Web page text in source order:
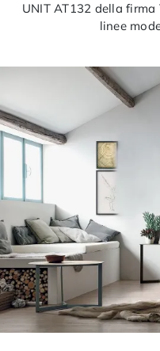
UNIT AT132 della
linee